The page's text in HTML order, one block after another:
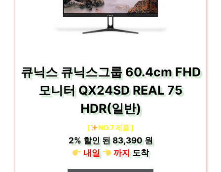
큐닉스 큐닉스그룹 60.4cm FHD
모니터 QX24SD REAL 75
HDR(일반)
[ NO.7 제품 ]
2%할인 된83,390 원
내일
까지도착